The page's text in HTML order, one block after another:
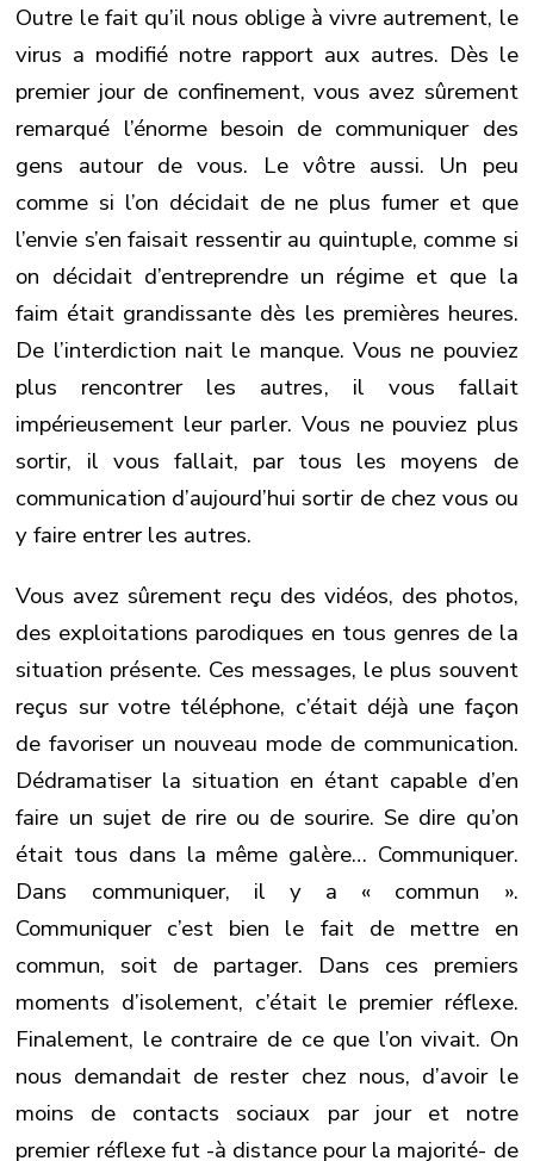
Outre le fait qu’il nous oblige à vivre autrement, le
virus a modifié notre rapport aux autres. Dès le
premier jour de confinement, vous avez sûrement
remarqué l’énorme besoin de communiquer des
gens autour de vous. Le vôtre aussi. Un peu
comme si l’on décidait de ne plus fumer et que
l’envie s’en faisait ressentir au quintuple, comme si
on décidait d’entreprendre un régime et que la
faim était grandissante dès les premières heures.
De l’interdiction nait le manque. Vous ne pouviez
plus rencontrer les autres, il vous fallait
impérieusement leur parler. Vous ne pouviez plus
sortir, il vous fallait, par tous les moyens de
communication d’aujourd’hui sortir de chez vous ou
y faire entrer les autres.
Vous avez sûrement reçu des vidéos, des photos,
des exploitations parodiques en tous genres de la
situation présente. Ces messages, le plus souvent
reçus sur votre téléphone, c’était déjà une façon
de favoriser un nouveau mode de communication.
Dédramatiser la situation en étant capable d’en
faire un sujet de rire ou de sourire. Se dire qu’on
était tous dans la même galère… Communiquer.
Dans communiquer, il y a « commun ».
Communiquer c’est bien le fait de mettre en
commun, soit de partager. Dans ces premiers
moments d’isolement, c’était le premier réflexe.
Finalement, le contraire de ce que l’on vivait. On
nous demandait de rester chez nous, d’avoir le
moins de contacts sociaux par jour et notre
premier réflexe fut -à distance pour la majorité- de